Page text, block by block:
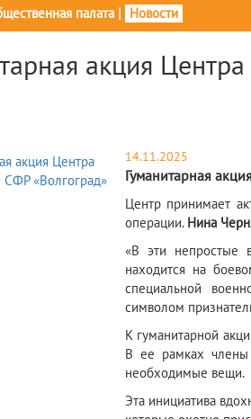
палата| Новости
акция
14.11.2025
Гуманитарная
​Центр принимает
операции. Нина
«В эти непростые
находится на
специальной
символом
К гуманитарной
В ее рамках члены
необходимые вещи.
Эта инициатива